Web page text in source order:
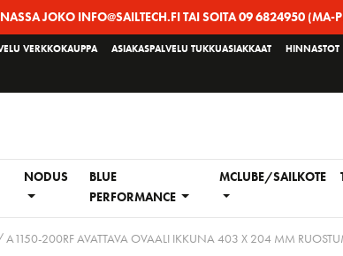
JOKO INFO@SAILTECH.FI TAI SOITA 09 6824950
VERKKOKAUPPA ASIAKASPALVELU TUKKUASIAKKAAT HINNASTOT
NODUS
BLUE
PERFORMANCE
MCLUBE/SAILKOTE
200RF AVATTAVA OVAALI IKKUNA 403 X 204 MM